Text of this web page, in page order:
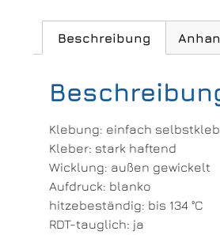
Beschreibung
Klebung: einfach
Kleber: stark haftend
Wicklung: außen gewickelt
Aufdruck: blanko
hitzebeständig: bis 134 °C
RDT-tauglich: ja